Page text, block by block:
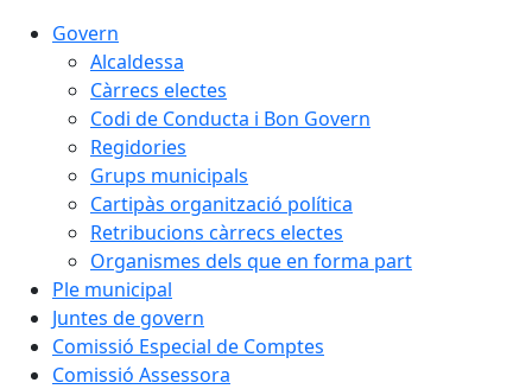
Govern
Alcaldessa
Càrrecs electes
Codi de Conducta i Bon Govern
Regidories
Grups municipals
Cartipàs organització política
Retribucions càrrecs electes
Organismes dels que en forma part
Ple municipal
Juntes de govern
Comissió Especial de Comptes
Comissió Assessora